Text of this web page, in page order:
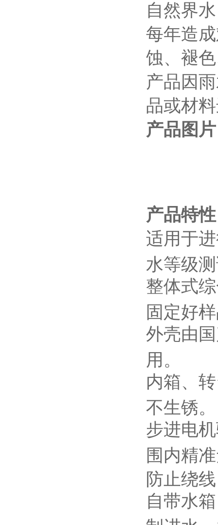
自然界
每年造
蚀、褪
产品因
品或材
产品图片
产品特性
适用于
水等级
整体式
固定好
外壳由
用。
内箱、
不生锈。
步进电机
围内精
防止绕
自带水